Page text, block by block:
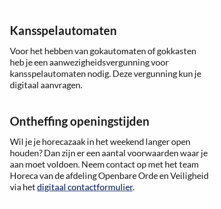
Kansspelautomaten
Voor het hebben van gokautomaten of gokkasten
heb je een aanwezigheidsvergunning voor
kansspelautomaten nodig. Deze vergunning kun je
digitaal aanvragen.
Ontheffing openingstijden
Wil je je horecazaak in het weekend langer open
houden? Dan zijn er een aantal voorwaarden waar je
aan moet voldoen. Neem contact op met het team
Horeca van de afdeling Openbare Orde en Veiligheid
via hetdigitaal contactformulier.